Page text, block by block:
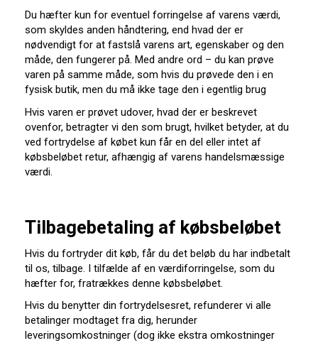
Du hæfter kun for eventuel forringelse af varens værdi,
som skyldes anden håndtering, end hvad der er
nødvendigt for at fastslå varens art, egenskaber og den
måde, den fungerer på. Med andre ord – du kan prøve
varen på samme måde, som hvis du prøvede den i en
fysisk butik, men du må ikke tage den i egentlig brug
Hvis varen er prøvet udover, hvad der er beskrevet
ovenfor, betragter vi den som brugt, hvilket betyder, at du
ved fortrydelse af købet kun får en del eller intet af
købsbeløbet retur, afhængig af varens handelsmæssige
værdi.
Tilbagebetaling af købsbeløbet
Hvis du fortryder dit køb, får du det beløb du har indbetalt
til os, tilbage. I tilfælde af en værdiforringelse, som du
hæfter for, fratrækkes denne købsbeløbet.
Hvis du benytter din fortrydelsesret, refunderer vi alle
betalinger modtaget fra dig, herunder
leveringsomkostninger (dog ikke ekstra omkostninger